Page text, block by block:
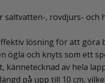
saltvatten-, rovdjurs-
lösning för att
ögla och knyts som ett
av hela
på upp till 10 cm,